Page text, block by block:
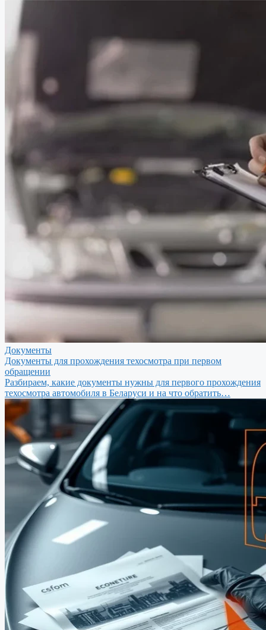
Документы
Документы для прохождения техосмотра при первом
обращении
Разбираем, какие документы нужны для первого прохождения
техосмотра автомобиля в Беларуси и на что обратить…